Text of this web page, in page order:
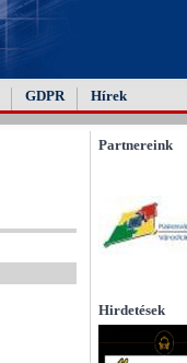
GDPR Hírek
Partnereink
Hirdetések